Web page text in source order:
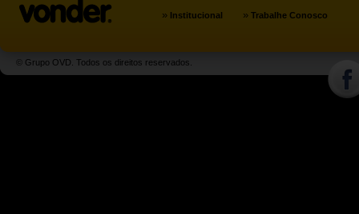
» Institucional » Trabalhe Conosco
© Grupo OVD. Todos os direitos reservados.